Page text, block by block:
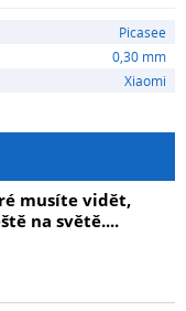
Picasee
0,30 mm
Xiaomi
musíte vidět,
na světě....